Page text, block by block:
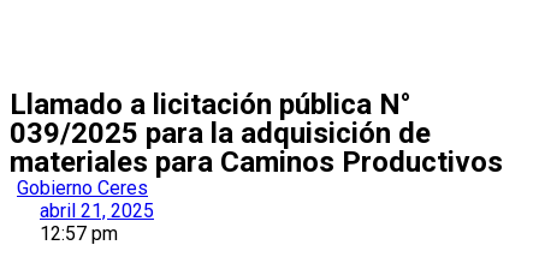
Llamado a licitación pública N°
039/2025 para la adquisición de
materiales para Caminos Productivos
Gobierno Ceres
abril 21, 2025
12:57 pm